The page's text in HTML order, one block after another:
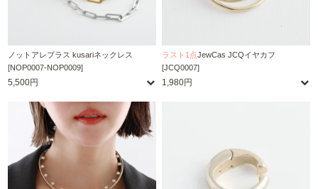
ノットアレプラス kusariネックレス
[NOP0007-NOP0009]
5,500円
ラスト1点JewCas JCQイヤカフ
[JCQ0007]
1,980円